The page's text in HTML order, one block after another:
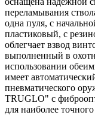
переламывания
одна пуля, с
пластиковый, с
облегчает взвод
выполненный в
использовании
имеет
пневматического
TRUGLO" с
для наиболее